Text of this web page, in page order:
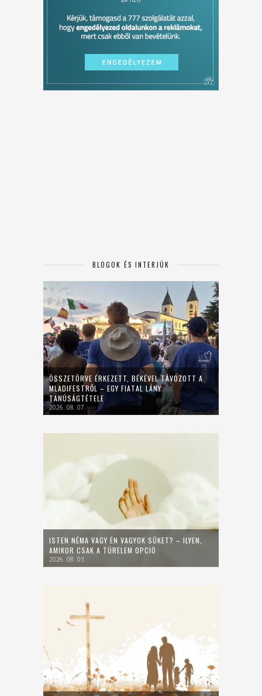
BLOGOK ÉS INTERJÚK
ÖSSZETÖRVE ÉRKEZETT, BÉKÉVEL TÁVOZOTT A
MLADIFESTRŐL – EGY FIATAL LÁNY
TANÚSÁGTÉTELE
2026. 08. 07.
ISTEN NÉMA VAGY ÉN VAGYOK SÜKET? – ILYEN,
AMIKOR CSAK A TÜRELEM OPCIÓ
2026. 08. 03.